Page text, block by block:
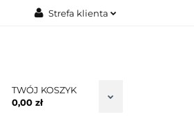
Strefa klienta
Dodaj zgłoszenie
TWÓJ KOSZYK
0,00 zł